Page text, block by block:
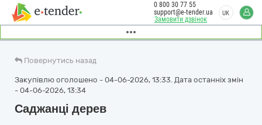
Замовити дзвінок
0 800 30 77 55
support@e-tender.ua
UK
Повернутись назад
Закупівлю оголошено - 04-06-2026, 13:33. Дата останніх змін
- 04-06-2026, 13:34
Саджанці дерев